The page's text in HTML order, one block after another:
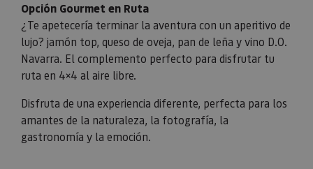
Opción Gourmet en Ruta
¿Te apetecería terminar la aventura con un aperitivo de
lujo? jamón top, queso de oveja, pan de leña y vino D.O.
Navarra. El complemento perfecto para disfrutar tu
ruta en 4×4 al aire libre.
Disfruta de una experiencia diferente, perfecta para los
amantes de la naturaleza, la fotografía, la
gastronomía y la emoción.